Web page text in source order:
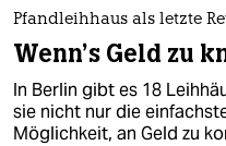
Pfandleihhaus als letzte
Wenn's Geld zu
In Berlin gibt es 18
sie nicht nur die
Möglichkeit, an Geld zu